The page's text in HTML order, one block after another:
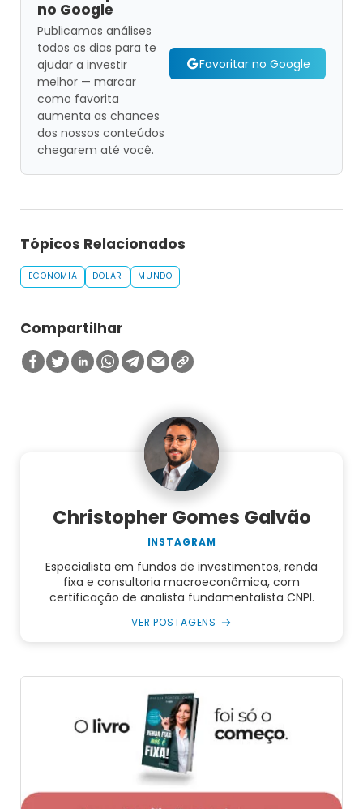
no Google
Publicamos análises
todos os dias para te
ajudar a investir
melhor — marcar
como favorita
aumenta as chances
dos nossos conteúdos
chegarem até você.
Favoritar no Google
Tópicos Relacionados
ECONOMIA DOLAR MUNDO
Compartilhar
Christopher Gomes Galvão
INSTAGRAM
Especialista em fundos de investimentos, renda
fixa e consultoria macroeconômica, com
certificação de analista fundamentalista CNPI.
VER POSTAGENS